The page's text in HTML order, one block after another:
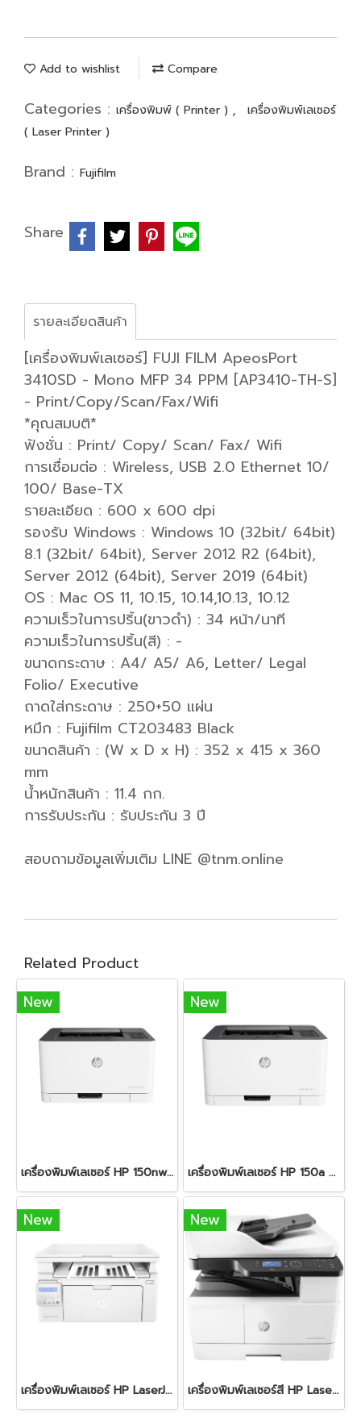
Add to wishlist Compare
Categories : เครื่องพิมพ์ ( Printer ) ,
เครื่องพิมพ์เลเซอร์
( Laser Printer )
Brand : Fujifilm
Share
รายละเอียดสินค้า
[เครื่องพิมพ์เลเซอร์] FUJI FILM ApeosPort
3410SD - Mono MFP 34 PPM [AP3410-TH-S]
- Print/Copy/Scan/Fax/Wifi
*คุณสมบติ*
ฟังชั่น : Print/ Copy/ Scan/ Fax/ Wifi
การเชื่อมต่อ : Wireless, USB 2.0 Ethernet 10/
100/ Base-TX
รายละเอียด : 600 x 600 dpi
รองรับ Windows : Windows 10 (32bit/ 64bit)
8.1 (32bit/ 64bit), Server 2012 R2 (64bit),
Server 2012 (64bit), Server 2019 (64bit)
OS : Mac OS 11, 10.15, 10.14,10.13, 10.12
ความเร็วในการปริ้น(ขาวดำ) : 34 หน้า/นาที
ความเร็วในการปริ้น(สี) : -
ขนาดกระดาษ : A4/ A5/ A6, Letter/ Legal
Folio/ Executive
ถาดใส่กระดาษ : 250+50 แผ่น
หมึก : Fujifilm CT203483 Black
ขนาดสินค้า : (W x D x H) : 352 x 415 x 360
mm
น้ำหนักสินค้า : 11.4 กก.
การรับประกัน : รับประกัน 3 ปี
สอบถามข้อมูลเพิ่มเติม LINE @tnm.online
Related Product
New
เครื่องพิมพ์เลเซอร์ HP 150nw Color Laser
New
เครื่องพิมพ์เลเซอร์ HP 150a Color Laser
New
เครื่องพิมพ์เลเซอร์ HP LaserJet Pro MFP-M130NW
New
เครื่องพิมพ์เลเซอร์สี HP LaserJet MFP M42623dn